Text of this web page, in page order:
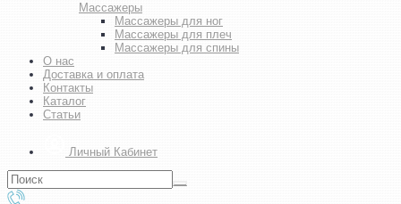
Массажеры
Массажеры для ног
Массажеры для плеч
Массажеры для спины
О нас
Доставка и оплата
Контакты
Каталог
Статьи
Личный Кабинет